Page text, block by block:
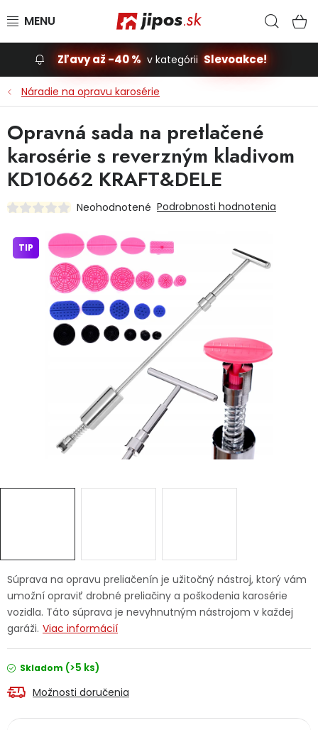
Slevoakce
Stavba, dom
Dielňa
Príslušenstvo pre automobily
Vybavenie a hračky pre deti
Domácnosť
Ochranné pracovné pomôcky
Fotovoltaika
Značky
Doprava a platba Váš zákaznícky účet
Kontakty
PODPORA
Reklamačný formulár
Zľavy až -40 % v kategórii Slevoakce!
Náradie na opravu karosérie
Súprava na opravu preliačenín je užitočný nástroj, ktorý vám
umožní opraviť drobné preliačiny a poškodenia karosérie
vozidla. Táto súprava je nevyhnutným nástrojom v každej
garáži. Viac informácií
Skladom (>5 ks)
Možnosti doručenia
Opravná sada na pretlačené
karosérie s reverzným kladivom
KD10662 KRAFT&DELE
Neohodnotené Podrobnosti hodnotenia
TIP